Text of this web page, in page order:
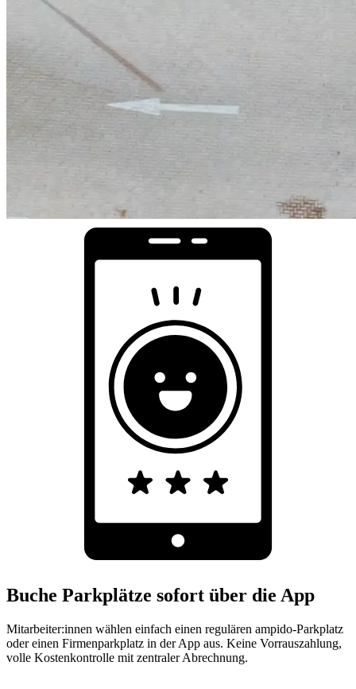
Buche Parkplätze sofort über die App
Mitarbeiter:innen wählen einfach einen regulären ampido-Parkplatz
oder einen Firmenparkplatz in der App aus. Keine Vorrauszahlung,
volle Kostenkontrolle mit zentraler Abrechnung.